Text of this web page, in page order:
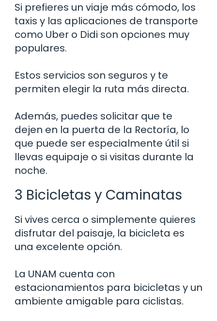
Si prefieres un viaje más cómodo, los
taxis y las aplicaciones de transporte
como Uber o Didi son opciones muy
populares.
Estos servicios son seguros y te
permiten elegir la ruta más directa.
Además, puedes solicitar que te
dejen en la puerta de la Rectoría, lo
que puede ser especialmente útil si
llevas equipaje o si visitas durante la
noche.
3 Bicicletas y Caminatas
Si vives cerca o simplemente quieres
disfrutar del paisaje, la bicicleta es
una excelente opción.
La UNAM cuenta con
estacionamientos para bicicletas y un
ambiente amigable para ciclistas.